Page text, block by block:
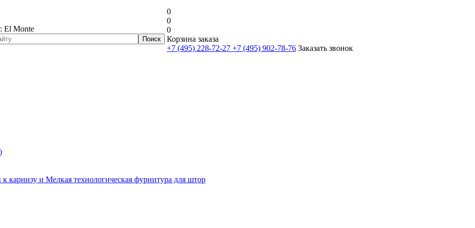
El Monte
0
0
0
Корзина заказа
+7 (495) 228-72-27 +7 (495) 902-78-76 Заказать звонок
карнизу и Мелкая технологическая фурнитура для штор